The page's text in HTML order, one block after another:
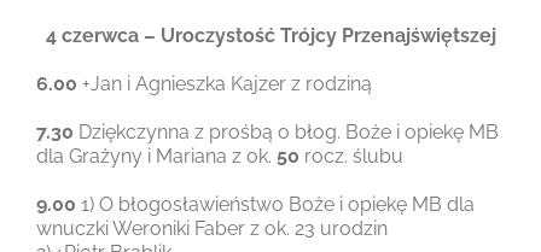
4 czerwca – Uroczystość Trójcy Przenajświętszej
6.00 +Jan i Agnieszka Kajzer z rodziną
7.30 Dziękczynna z prośbą o błog. Boże i opiekę MB
dla Grażyny i Mariana z ok. 50 rocz. ślubu
9.00 1) O błogosławieństwo Boże i opiekę MB dla
wnuczki Weroniki Faber z ok. 23 urodzin